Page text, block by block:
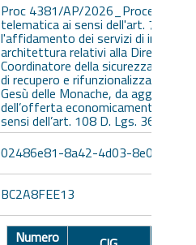
Proc 4381/AP/2026_Procedura di
telematica ai sensi dell'art. 71 D.
l'affidamento dei servizi di
architettura relativi alla Direzione
Coordinatore della sicurezza
di recupero e rifunzionalizzazione
Gesù delle Monache, da
dell’offerta economicamente più
sensi dell’art. 108 D. Lgs. 36/2023.
02486e81-8a42-4d03-8e04-
BC2A8FEE13
Numero